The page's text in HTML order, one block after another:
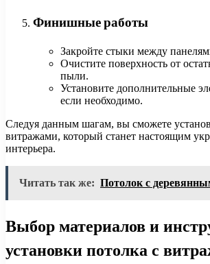
Финишные работы
Закройте стыки между
Очистите поверхность от
пыли.
Установите дополнительные
если необходимо.
Следуя данным шагам, вы сможете
витражами, который станет настоящим
интерьера.
Читать так же: Потолок с
Выбор материалов и
установки потолка с